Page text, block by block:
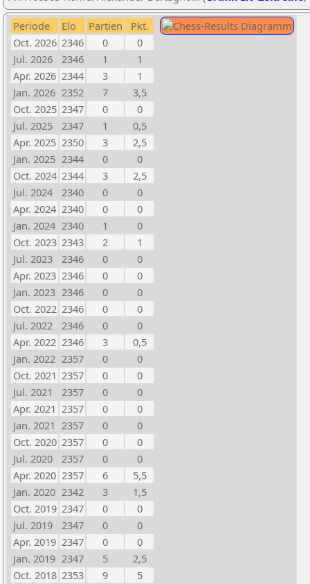
Periode Elo Partien
Pkt.
Oct. 2026 2346 0
0
Jul. 2026
2346 1
1
Apr. 2026 2344 3
1
Jan. 2026 2352 7
3,5
Oct. 2025 2347 0
0
Jul. 2025
2347 1
0,5
Apr. 2025 2350 3
2,5
Jan. 2025 2344 0
0
Oct. 2024 2344 3
2,5
Jul. 2024
2340 0
0
Apr. 2024 2340 0
0
Jan. 2024 2340 1
0
Oct. 2023 2343 2
1
Jul. 2023
2346 0
0
Apr. 2023 2346 0
0
Jan. 2023 2346 0
0
Oct. 2022 2346 0
0
Jul. 2022
2346 0
0
Apr. 2022 2346 3
0,5
Jan. 2022 2357 0
0
Oct. 2021 2357 0
0
Jul. 2021
2357 0
0
Apr. 2021 2357 0
0
Jan. 2021 2357 0
0
Oct. 2020 2357 0
0
Jul. 2020
2357 0
0
Apr. 2020 2357 6
5,5
Jan. 2020 2342 3
1,5
Oct. 2019 2347 0
0
Jul. 2019
2347 0
0
Apr. 2019 2347 0
0
Jan. 2019 2347 5
2,5
Oct. 2018 2353 9
5